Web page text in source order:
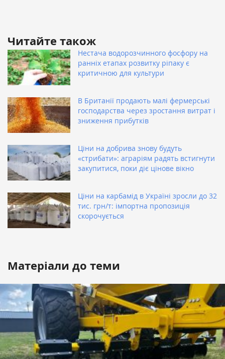
Читайте також
Нестача водорозчинного фосфору на
ранніх етапах розвитку ріпаку є
критичною для культури
В Британії продають малі фермерські
господарства через зростання витрат і
зниження прибутків
Ціни на добрива знову будуть
«стрибати»: аграріям радять встигнути
закупитися, поки діє цінове вікно
Ціни на карбамід в Україні зросли до 32
тис. грн/т: імпортна пропозиція
скорочується
Матеріали до теми